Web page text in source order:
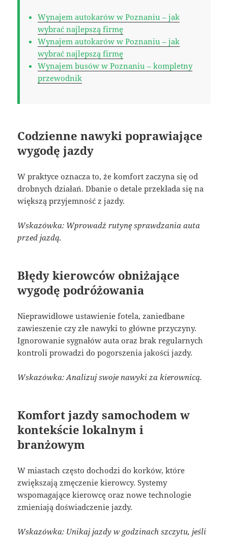
Wynajem autokarów w Poznaniu – jak
wybrać najlepszą firmę
Wynajem autokarów w Poznaniu – jak
wybrać najlepszą firmę
Wynajem busów w Poznaniu – kompletny
przewodnik
Codzienne nawyki poprawiające
wygodę jazdy
W praktyce oznacza to, że komfort zaczyna się od
drobnych działań. Dbanie o detale przekłada się na
większą przyjemność z jazdy.
Wskazówka: Wprowadź rutynę sprawdzania auta
przed jazdą.
Błędy kierowców obniżające
wygodę podróżowania
Nieprawidłowe ustawienie fotela, zaniedbane
zawieszenie czy złe nawyki to główne przyczyny.
Ignorowanie sygnałów auta oraz brak regularnych
kontroli prowadzi do pogorszenia jakości jazdy.
Wskazówka: Analizuj swoje nawyki za kierownicą.
Komfort jazdy samochodem w
kontekście lokalnym i
branżowym
W miastach często dochodzi do korków, które
zwiększają zmęczenie kierowcy. Systemy
wspomagające kierowcę oraz nowe technologie
zmieniają doświadczenie jazdy.
Wskazówka: Unikaj jazdy w godzinach szczytu, jeśli